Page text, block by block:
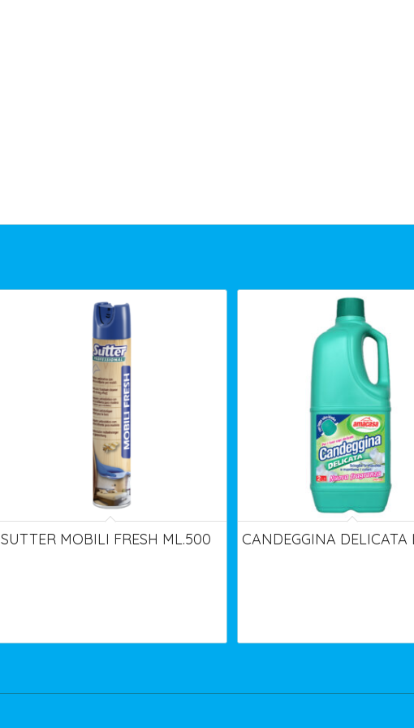
SUTTER MOBILI FRESH ML.500 CANDEGGINA DELICATA